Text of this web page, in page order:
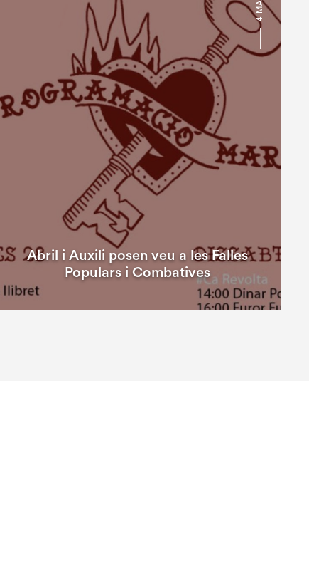
Abril i Auxili posen veu a les Falles
Populars i Combatives